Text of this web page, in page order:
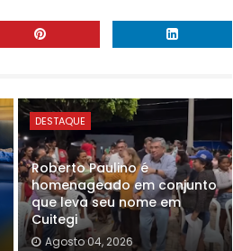
DESTAQUE
Roberto Paulino é
homenageado em conjunto
que leva seu nome em
Cuitegi
Agosto 04, 2026